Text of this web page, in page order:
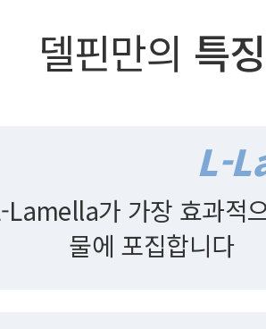
델핀만의 특징
Lamella가 가장 효과적
물에 포집합니다